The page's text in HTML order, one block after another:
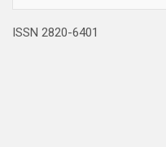
ISSN 2820-6401